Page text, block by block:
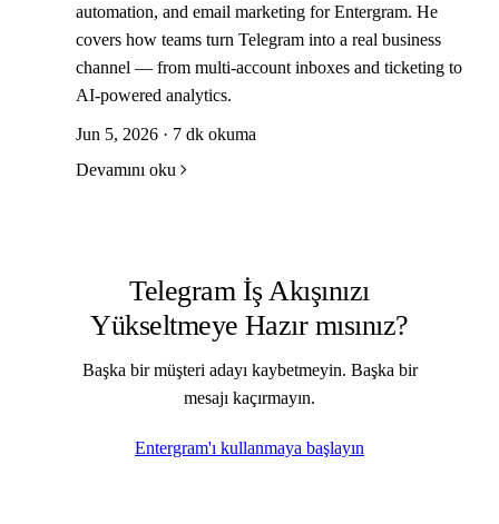
automation, and email marketing for Entergram. He
covers how teams turn Telegram into a real business
channel — from multi-account inboxes and ticketing to
AI-powered analytics.
Jun 5, 2026 · 7 dk okuma
Devamını oku
Telegram İş Akışınızı
Yükseltmeye Hazır mısınız?
Başka bir müşteri adayı kaybetmeyin. Başka bir
mesajı kaçırmayın.
Entergram'ı kullanmaya başlayın